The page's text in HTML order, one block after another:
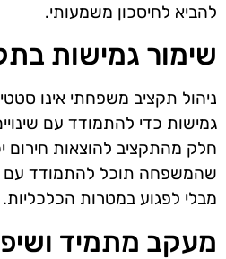
להביא לחיסכון משמעותי.
שימור גמישות
ניהול תקציב משפחתי אינו
גמישות כדי להתמודד עם
חלק מהתקציב להוצאות חירום
שהמשפחה תוכל להתמודד עם
מבלי לפגוע במטרות הכלכליות.
מעקב מתמיד